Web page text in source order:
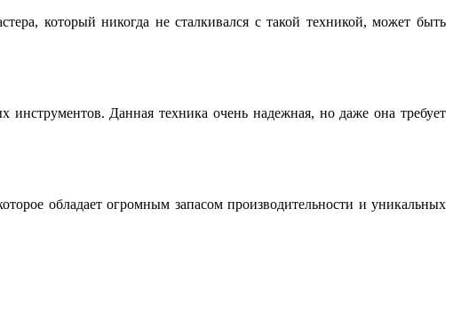
который никогда не сталкивался с такой техникой, может быть
Данная техника очень надежная, но даже она требует
обладает огромным запасом производительности и уникальных